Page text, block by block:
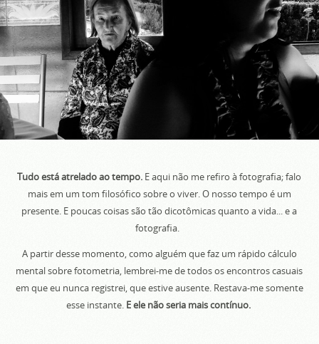
Tudo está atrelado ao tempo. E aqui não me refiro à fotografia; falo
mais em um tom filosófico sobre o viver. O nosso tempo é um
presente. E poucas coisas são tão dicotômicas quanto a vida... e a
fotografia.
A partir desse momento, como alguém que faz um rápido cálculo
mental sobre fotometria, lembrei-me de todos os encontros casuais
em que eu nunca registrei, que estive ausente. Restava-me somente
esse instante. E ele não seria mais contínuo.